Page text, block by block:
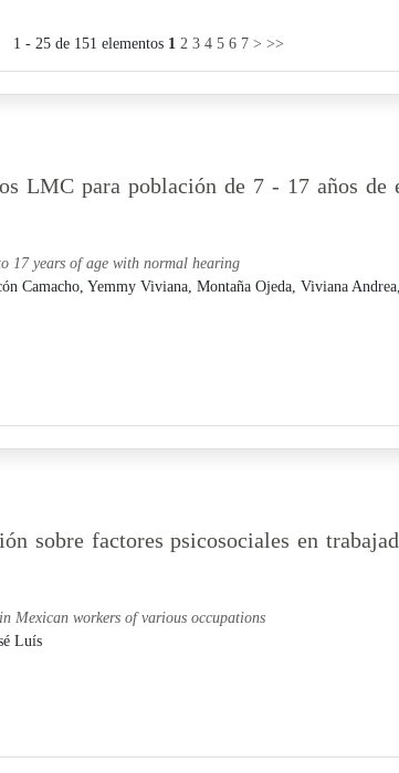
1 - 25 de 151 elementos 1 2 3 4 5 6 7 > >>
LMC para población de 7 - 17 años de
17 years of age with normal hearing
Camacho, Yemmy Viviana, Montaña Ojeda, Viviana Andrea,
sobre factores psicosociales en
Mexican workers of various occupations
Luís